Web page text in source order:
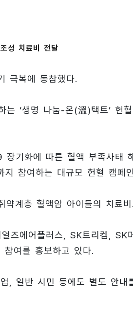
성 치료비 전달
극복에 동참했다.
‘생명 나눔-온(溫)택트’ 헌
기화에 따른 혈액 부족사태
참여하는 대규모 헌혈 캠페
계층 혈액암 아이들의 치료
즈에어플러스, SK트리켐, SK
여를 홍보하고 있다.
, 일반 시민 등에도 별도 안내